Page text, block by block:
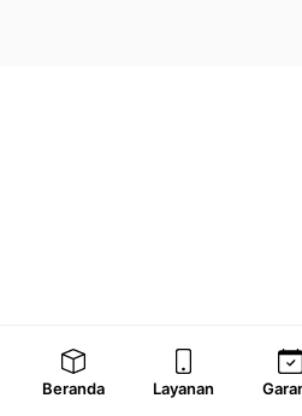
Beranda Layanan